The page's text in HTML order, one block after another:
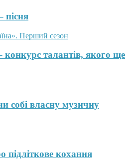
пісня
конкурс талантів, якого ще
собі власну музичну
підліткове кохання